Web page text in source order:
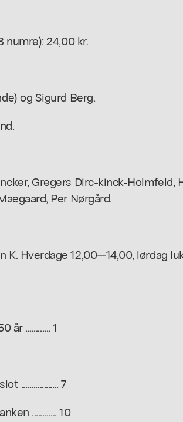
numre): 24,00 kr.
og Sigurd Berg.
Gregers Dirc-kinck-Holmfeld,
Per Nørgård.
K. Hverdage 12,00—14,00, lørdag
............ 1
.................. 7
............ 10